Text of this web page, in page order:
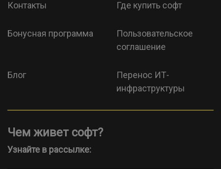
Контакты Где купить софт
Бонусная программа
Пользовательское
соглашение
Блог
Перенос ИТ-
инфраструктуры
Чем живет софт?
Узнайте в рассылке: